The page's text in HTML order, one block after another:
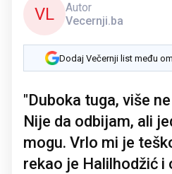
VL
Autor
Vecernji.ba
Dodaj Večernji list među
"Duboka tuga, više
Nije da odbijam, ali
mogu. Vrlo mi je
rekao je Halilhodžić i